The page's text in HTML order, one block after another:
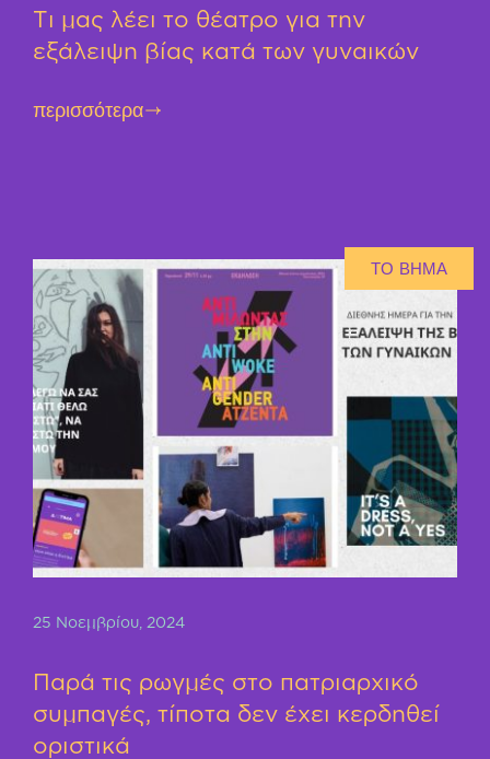
Τι μας λέει το θέατρο για την
εξάλειψη βίας κατά των γυναικών
περισσότερα
ΤΟ ΒΗΜΑ
25 Νοεμβρίου, 2024
Παρά τις ρωγμές στο πατριαρχικό
συμπαγές, τίποτα δεν έχει κερδηθεί
οριστικά